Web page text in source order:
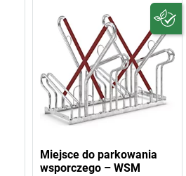
Miejsce do parkowania
wsporczego – WSM